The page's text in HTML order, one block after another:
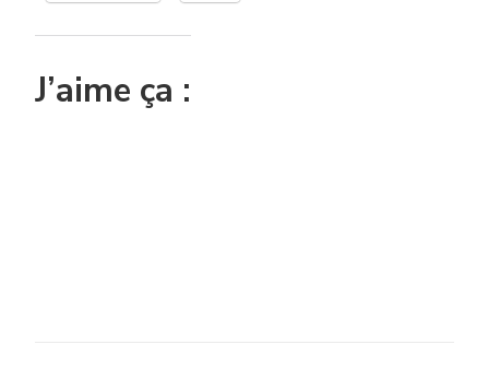
J’aime ça :